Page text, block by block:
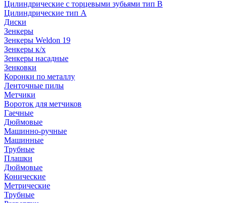
Цилиндрические с торцевыми зубьями тип B
Цилиндрические тип А
Диски
Зенкеры
Зенкеры Weldon 19
Зенкеры к/х
Зенкеры насадные
Зенковки
Коронки по металлу
Ленточные пилы
Метчики
Вороток для метчиков
Гаечные
Дюймовые
Машинно-ручные
Машинные
Трубные
Плашки
Дюймовые
Конические
Метрические
Трубные